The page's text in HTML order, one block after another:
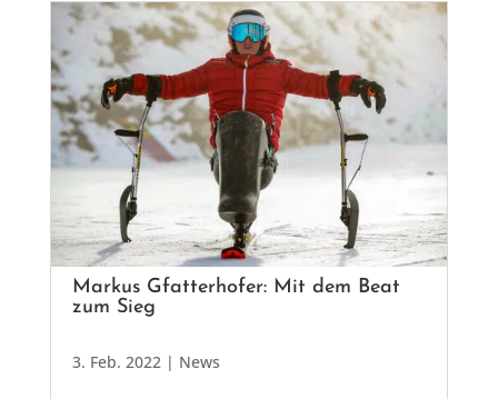
Markus Gfatterhofer: Mit dem Beat
zum Sieg
3. Feb. 2022| News